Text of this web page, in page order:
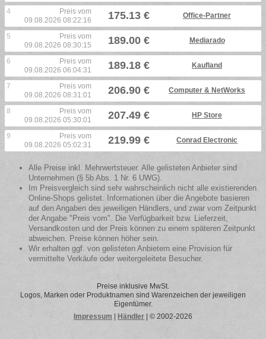
4
Preis vom
09.08.2026 08:22:16
175.13 € Office-Partner
5
Preis vom
09.08.2026 08:30:15
189.00 € Mediarado
6
Preis vom
09.08.2026 06:04:31
189.18 € Kaufland
7
Preis vom
09.08.2026 08:31:01
206.90 € Computer & NetWorks
8
Preis vom
09.08.2026 05:30:01
207.49 € HP Store
9
Preis vom
09.08.2026 05:02:31
219.99 € Conrad Electronic
Alle Preise inkl. Mehrwertsteuer. Alle gelisteten Anbieter sind
Unternehmen (§ 5b Abs. 1 Nr. 6 UWG).
Im Preisvergleich sind sehr wahrscheinlich nicht alle existierenden
Online-Shops gelistet. Informationen über die Angebote basieren
auf den Angaben des jeweiligen Händlers, und zwar vom Zeitpunkt
der Angabe "Preis vom". Die Verfügbarkeit bzw. Lieferzeit,
Versandkosten und der Preis können zu einem späteren Zeitpunkt
abweichen. Preise können höher sein.
Wir erhalten ggf. von gelisteten Anbietern eine Provision für
vermittelte Verkäufe oder weitergeleitete Besucher.
Preise inklusive MwSt.
Logos, Marken oder Produktnamen sind Warenzeichen der jeweiligen
Eigentümer.
Impressum
Händler | © 2002-2026